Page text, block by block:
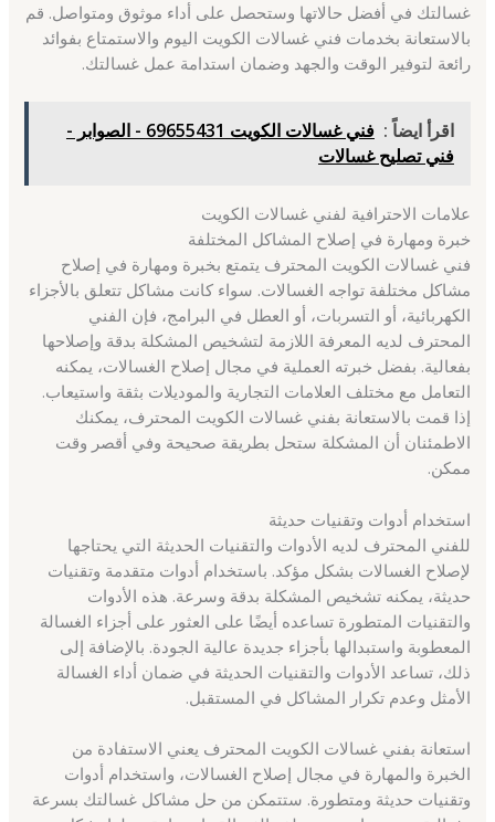
غسالتك في أفضل حالاتها وستحصل على أداء موثوق ومتواصل. قم
بالاستعانة بخدمات فني غسالات الكويت اليوم والاستمتاع بفوائد
رائعة لتوفير الوقت والجهد وضمان استدامة عمل غسالتك.
اقرأ ايضاً :
فني غسالات الكويت 69655431 - الصوابر -
فني تصليح غسالات
علامات الاحترافية لفني غسالات الكويت
خبرة ومهارة في إصلاح المشاكل المختلفة
فني غسالات الكويت المحترف يتمتع بخبرة ومهارة في إصلاح
مشاكل مختلفة تواجه الغسالات. سواء كانت مشاكل تتعلق بالأجزاء
الكهربائية، أو التسربات، أو العطل في البرامج، فإن الفني
المحترف لديه المعرفة اللازمة لتشخيص المشكلة بدقة وإصلاحها
بفعالية. بفضل خبرته العملية في مجال إصلاح الغسالات، يمكنه
التعامل مع مختلف العلامات التجارية والموديلات بثقة واستيعاب.
إذا قمت بالاستعانة بفني غسالات الكويت المحترف، يمكنك
الاطمئنان أن المشكلة ستحل بطريقة صحيحة وفي أقصر وقت
ممكن.
استخدام أدوات وتقنيات حديثة
للفني المحترف لديه الأدوات والتقنيات الحديثة التي يحتاجها
لإصلاح الغسالات بشكل مؤكد. باستخدام أدوات متقدمة وتقنيات
حديثة، يمكنه تشخيص المشكلة بدقة وسرعة. هذه الأدوات
والتقنيات المتطورة تساعده أيضًا على العثور على أجزاء الغسالة
المعطوبة واستبدالها بأجزاء جديدة عالية الجودة. بالإضافة إلى
ذلك، تساعد الأدوات والتقنيات الحديثة في ضمان أداء الغسالة
الأمثل وعدم تكرار المشاكل في المستقبل.
استعانة بفني غسالات الكويت المحترف يعني الاستفادة من
الخبرة والمهارة في مجال إصلاح الغسالات، واستخدام أدوات
وتقنيات حديثة ومتطورة. ستتمكن من حل مشاكل غسالتك بسرعة